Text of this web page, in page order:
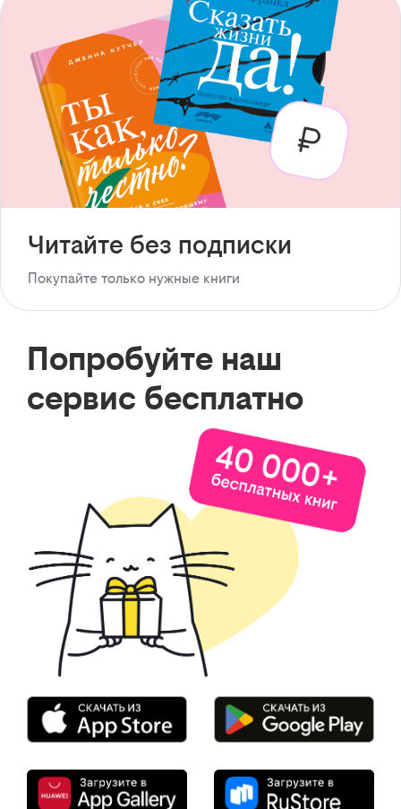
Читайте без подписки
Покупайте только нужные книги
Попробуйте наш
сервис бесплатно